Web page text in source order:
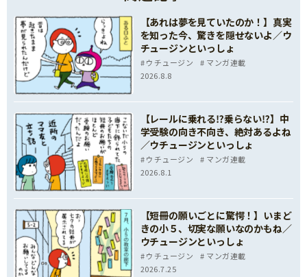
【あれは夢を見ていたのか！】真実
を知った今、驚きを隠せないよ／ウ
チュージンといっしょ
ウチュージン
マンガ連載
2026.8.8
【レールに乗れる⁉乗らない⁉】中
学受験の向き不向き、絶対あるよね
／ウチュージンといっしょ
ウチュージン
マンガ連載
2026.8.1
【短冊の願いごとに驚愕！】いまど
きの小５、切実な願いなのかもね／
ウチュージンといっしょ
ウチュージン
マンガ連載
2026.7.25